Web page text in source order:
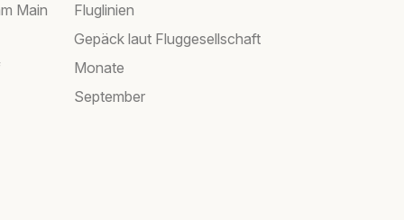
Main
Fluglinien
Gepäck laut Fluggesellschaft
Monate
September